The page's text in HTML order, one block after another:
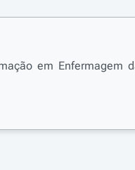
em Enfermagem